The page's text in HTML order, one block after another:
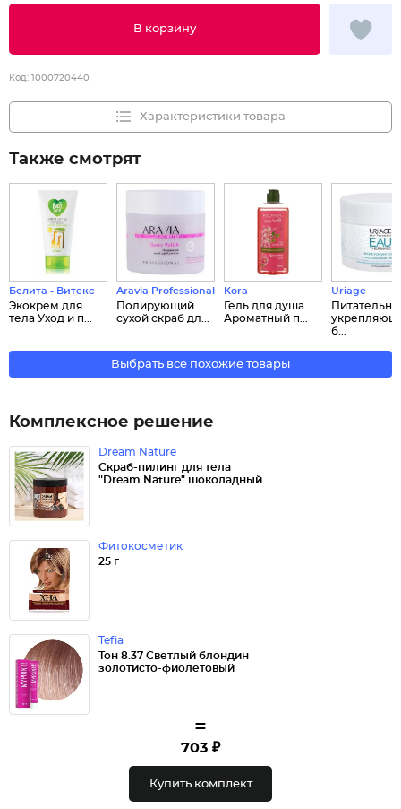
В корзину
Код: 1000720440
Характеристики товара
Также смотрят
Белита - Витекс
Экокрем для
тела Уход и п...
Aravia Professional
Полирующий
сухой скраб дл...
Kora
Гель для душа
Ароматный п...
Uriage
б...
Выбрать все похожие товары
Комплексное решение
Dream Nature
Скраб-пилинг для тела
"Dream Nature" шоколадный
Фитокосметик
25 г
Tefia
Тон 8.37 Светлый блондин
золотисто-фиолетовый
=
703 ₽
Купить комплект